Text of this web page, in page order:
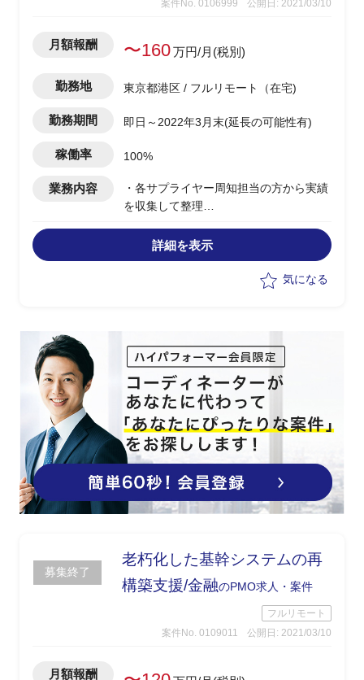
案件No. 0106999
公開日: 2021/03/10
月額報酬 〜160万円/月(税別)
勤務地 東京都港区 / フルリモート（在宅)
勤務期間 即日～2022年3月末(延長の可能性有)
稼働率 100%
業務内容
・各サプライヤー周知担当の方から実績
を収集して整理
・課題について収集して整理実務
・周知関連資料の作成実務
・ステークホルダーからの問い合わせ対
詳細を表示
気になる
募集終了
老朽化した基幹システムの再
構築支援/金融のPMO求人・案件
フルリモート
案件No. 0109011
公開日: 2021/03/10
月額報酬